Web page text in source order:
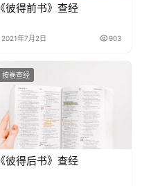
《彼得前书》查经
2021年7月2日 903
按卷查经
《彼得后书》查经